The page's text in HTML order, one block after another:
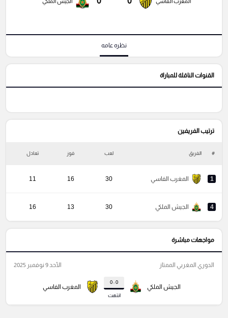
نظره عامه
القنوات الناقلة للمباراة
ترتيب الفريفين
# الفريق لعب فوز تعادل
1 المغرب الفاسي 30
16
11
4 الجيش الملكي 30
13
16
مواجهات مباشرة
الجيش الملكي
0 : 0
انتهت
المغرب الفاسي
الدوري المغربي الممتاز الأحد 9 نوفمبر 2025